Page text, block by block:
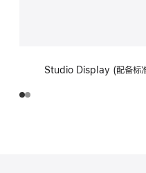
Studio Display (配备标